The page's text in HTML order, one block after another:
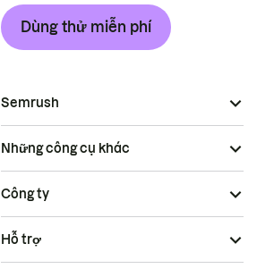
Dùng thử miễn phí
Semrush
Những công cụ khác
Công ty
Hỗ trợ